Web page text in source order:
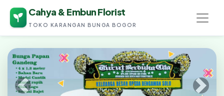
Cahya & Embun Florist
TOKO KARANGAN BUNGA BOGOR
Cahya & Embun